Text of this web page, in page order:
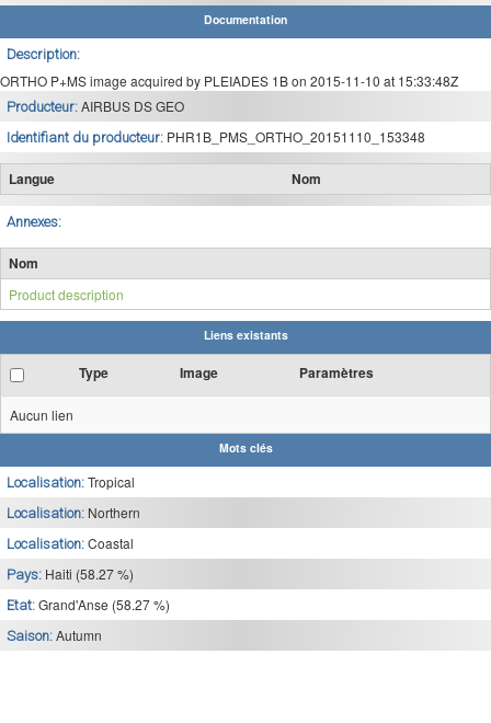
Documentation
Description:
ORTHO P+MS image acquired by PLEIADES 1B on 2015-11-10 at 15:33:48Z
Producteur: AIRBUS DS GEO
Identifiant du producteur: PHR1B_PMS_ORTHO_20151110_153348
Langue Nom
Annexes:
Nom
Product description
Liens existants
Type Image Paramètres
Aucun lien
Mots clés
Localisation: Tropical
Localisation: Northern
Localisation: Coastal
Pays: Haiti (58.27 %)
Etat: Grand'Anse (58.27 %)
Saison: Autumn